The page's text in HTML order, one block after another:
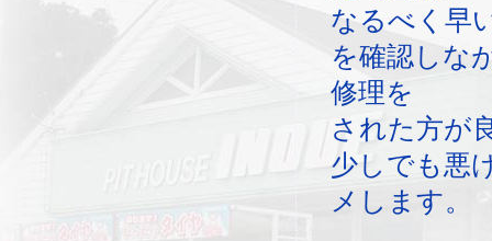
なるべく早
を確認しな
修理を
された方が
少しでも悪
メします。